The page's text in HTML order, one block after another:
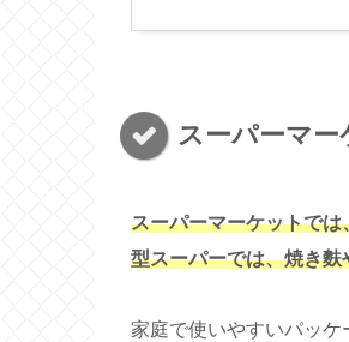
スーパーマ
スーパーマーケットで
型スーパーでは、焼き
家庭で使いやすいパッ